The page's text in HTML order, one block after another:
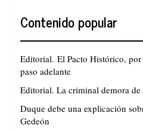
Contenido popular
Editorial. El Pacto Histórico,
paso adelante
Editorial. La criminal demora
Duque debe una explicación
Gedeón